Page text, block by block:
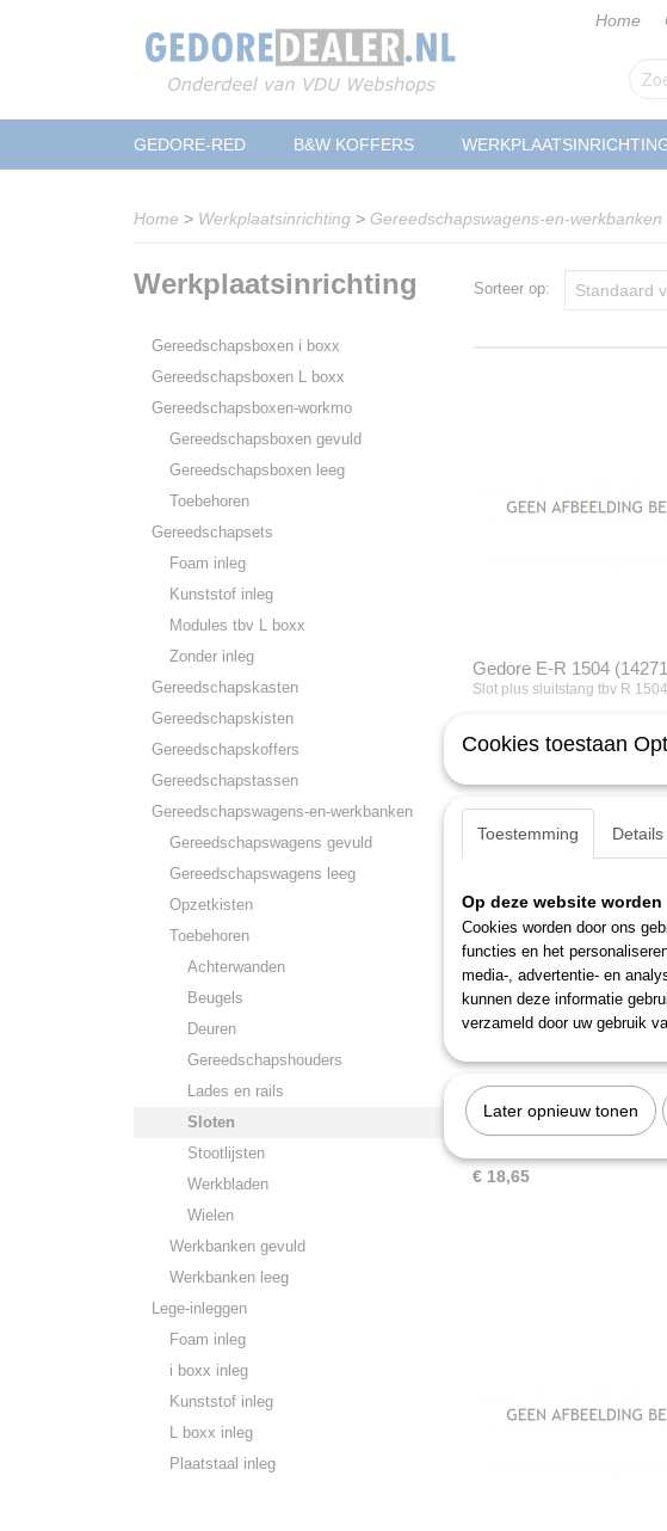
Home
GEDORE-RED B&W KOFFERS
Home > Werkplaatsinrichting > Gereedschapswagens-en-werkbanken
Werkplaatsinrichting
Gereedschapsboxen i boxx
Gereedschapsboxen L boxx
Gereedschapsboxen-workmo
Gereedschapsboxen gevuld
Gereedschapsboxen leeg
Toebehoren
Gereedschapsets
Foam inleg
Kunststof inleg
Modules tbv L boxx
Zonder inleg
Gereedschapskasten
Gereedschapskisten
Gereedschapskoffers
Gereedschapstassen
Gereedschapswagens-en-werkbanken
Gereedschapswagens gevuld
Gereedschapswagens leeg
Opzetkisten
Toebehoren
Achterwanden
Beugels
Deuren
Gereedschapshouders
Lades en rails
Sloten
Stootlijsten
Werkbladen
Wielen
Werkbanken gevuld
Werkbanken leeg
Lege-inleggen
Foam inleg
i boxx inleg
Kunststof inleg
L boxx inleg
Plaatstaal inleg
Sorteer op:
Gedore E-R 1504
Slot plus sluitstang tbv R 1504.
Gedore E-1580/24
€ 18,65
Cookies toestaan
Toestemming Details
Op deze website
Cookies worden door ons
functies en het
media-, advertentie- en
kunnen deze informatie
verzameld door uw gebruik
Later opnieuw tonen